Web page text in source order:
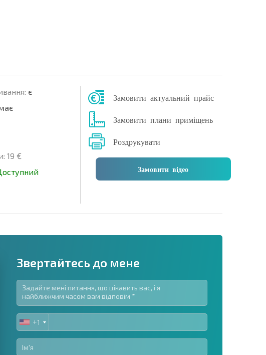
є
19 €
Замовити актуальний прайс
Замовити плани приміщень
Роздрукувати
Замовити відео
на розсилку | Натискаючи кнопку, ви дозволяєте
своїх даних.
Звертайтесь до мене
UNITED
STATES
+1
+1